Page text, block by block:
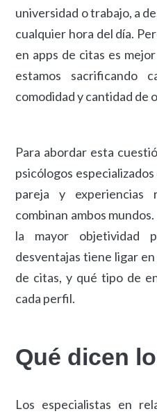
universidad o trabajo, a
cualquier hora del día.
en apps de citas es
estamos sacrificando
comodidad y cantidad de
Para abordar esta
psicólogos
pareja y experiencias
combinan ambos
la mayor objetividad
desventajas tiene ligar
de citas, y qué tipo de
cada perfil.
Qué dicen
Los especialistas en